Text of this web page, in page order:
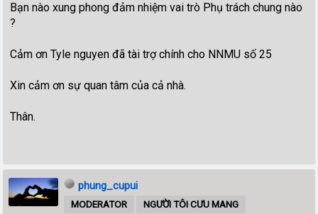
Bạn nào xung phong đảm nhiệm vai trò Phụ trách chung nào
?
Cảm ơn Tyle nguyen đã tài trợ chính cho NNMU số 25
Xin cảm ơn sự quan tâm của cả nhà.
Thân.
phung_cupui
MODERATOR
NGƯỜI TÔI CƯU MANG